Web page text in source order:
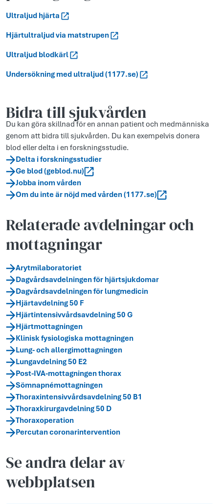
Ultraljud hjärta
Hjärtultraljud via matstrupen
Ultraljud blodkärl
Undersökning med ultraljud (1177.se)
Bidra till sjukvården
Du kan göra skillnad för en annan patient och medmänniska
genom att bidra till sjukvården. Du kan exempelvis donera
blod eller delta i en forskningsstudie.
Delta i forskningsstudier
Ge blod (geblod.nu)
Jobba inom vården
Om du inte är nöjd med vården (1177.se)
Relaterade avdelningar och
mottagningar
Arytmilaboratoriet
Dagvårdsavdelningen för hjärtsjukdomar
Dagvårdsavdelningen för lungmedicin
Hjärtavdelning 50 F
Hjärtintensivvårdsavdelning 50 G
Hjärtmottagningen
Klinisk fysiologiska mottagningen
Lung- och allergimottagningen
Lungavdelning 50 E2
Post-IVA-mottagningen thorax
Sömnapnémottagningen
Thoraxintensivvårdsavdelning 50 B1
Thoraxkirurgavdelning 50 D
Thoraxoperation
Percutan coronarintervention
Se andra delar av
webbplatsen